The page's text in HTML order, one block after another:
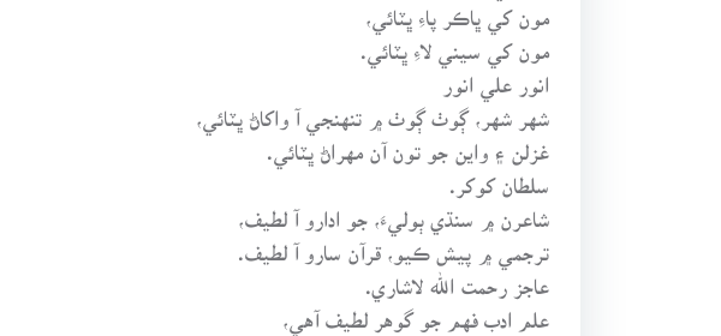
مون کي ڀاڪر پاءِ ڀٽائي،
مون کي سيني لاءِ ڀٽائي.
انور علي انور
شهر شهر، ڳوٺ ڳوٺ ۾ تنهنجي آ واکاڻ ڀٽائي،
غزلن ۽ واين جو تون آن مهراڻ ڀٽائي.
سلطان کوکر.
شاعرن ۾ سنڌي ٻوليءَ، جو ادارو آ لطيف،
ترجمي ۾ پيش ڪيو، قرآن سارو آ لطيف.
عاجز رحمت الله لاشاري.
علم ادب فهم جو گوهر لطيف آهي،